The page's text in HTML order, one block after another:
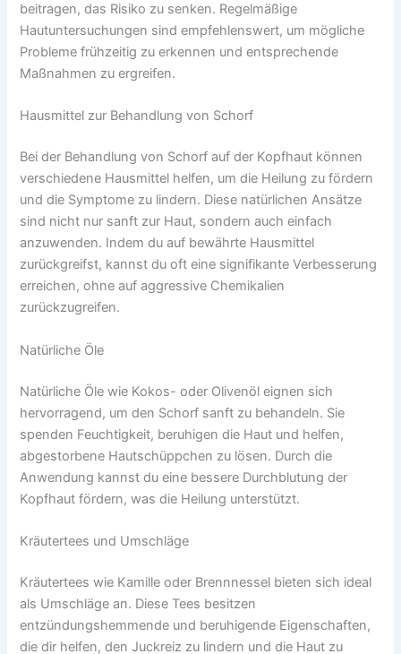
beitragen, das Risiko zu senken. Regelmäßige
Hautuntersuchungen sind empfehlenswert, um mögliche
Probleme frühzeitig zu erkennen und entsprechende
Maßnahmen zu ergreifen.
Hausmittel zur Behandlung von Schorf
Bei der Behandlung von Schorf auf der Kopfhaut können
verschiedene Hausmittel helfen, um die Heilung zu fördern
und die Symptome zu lindern. Diese natürlichen Ansätze
sind nicht nur sanft zur Haut, sondern auch einfach
anzuwenden. Indem du auf bewährte Hausmittel
zurückgreifst, kannst du oft eine signifikante Verbesserung
erreichen, ohne auf aggressive Chemikalien
zurückzugreifen.
Natürliche Öle
Natürliche Öle wie Kokos- oder Olivenöl eignen sich
hervorragend, um den Schorf sanft zu behandeln. Sie
spenden Feuchtigkeit, beruhigen die Haut und helfen,
abgestorbene Hautschüppchen zu lösen. Durch die
Anwendung kannst du eine bessere Durchblutung der
Kopfhaut fördern, was die Heilung unterstützt.
Kräutertees und Umschläge
Kräutertees wie Kamille oder Brennnessel bieten sich ideal
als Umschläge an. Diese Tees besitzen
entzündungshemmende und beruhigende Eigenschaften,
die dir helfen, den Juckreiz zu lindern und die Haut zu